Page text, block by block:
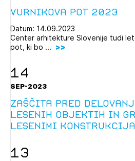
Vurnikova pot 2023
Datum: 14.09.2023
Center arhitekture Slovenije tudi
pot, ki bo ...
14
SEP-2023
Zaščita pred
lesenih objektih in
lesenimi
13